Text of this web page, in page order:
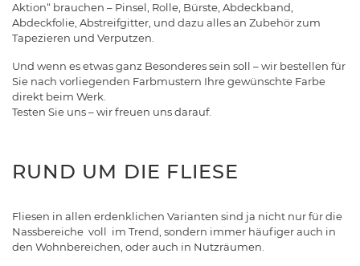
Aktion“ brauchen – Pinsel, Rolle, Bürste, Abdeckband,
Abdeckfolie, Abstreifgitter, und dazu alles an Zubehör zum
Tapezieren und Verputzen.
Und wenn es etwas ganz Besonderes sein soll – wir bestellen für
Sie nach vorliegenden Farbmustern Ihre gewünschte Farbe
direkt beim Werk.
Testen Sie uns – wir freuen uns darauf.
RUND UM DIE FLIESE
Fliesen in allen erdenklichen Varianten sind ja nicht nur für die
Nassbereiche voll im Trend, sondern immer häufiger auch in
den Wohnbereichen, oder auch in Nutzräumen.